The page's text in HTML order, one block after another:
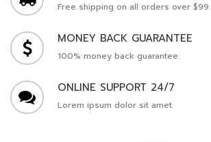
Free shipping on all orders over $99.
MONEY BACK GUARANTEE
100% money back guarantee.
ONLINE SUPPORT 24/7
Lorem ipsum dolor sit amet.